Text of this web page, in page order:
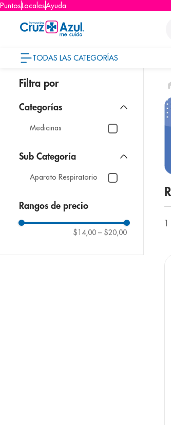
PuntosLocalesAyuda
TODAS LAS CATEGORÍAS
Medicinas
Aparato Respiratorio
Rangos de precio
$14,00 – $20,00
1